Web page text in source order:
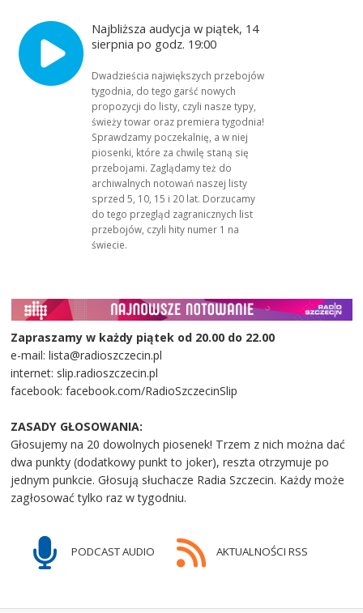
Najbliższa audycja w piątek, 14
sierpnia po godz. 19:00
Dwadzieścia największych przebojów
tygodnia, do tego garść nowych
propozycji do listy, czyli nasze typy,
świeży towar oraz premiera tygodnia!
Sprawdzamy poczekalnię, a w niej
piosenki, które za chwilę staną się
przebojami. Zaglądamy też do
archiwalnych notowań naszej listy
sprzed 5, 10, 15 i 20 lat. Dorzucamy
do tego przegląd zagranicznych list
przebojów, czyli hity numer 1 na
świecie.
Zapraszamy w każdy piątek od 20.00 do 22.00
e-mail: lista@radioszczecin.pl
internet: slip.radioszczecin.pl
facebook: facebook.com/RadioSzczecinSlip
ZASADY GŁOSOWANIA:
Głosujemy na 20 dowolnych piosenek! Trzem z nich można dać
dwa punkty (dodatkowy punkt to joker), reszta otrzymuje po
jednym punkcie. Głosują słuchacze Radia Szczecin. Każdy może
zagłosować tylko raz w tygodniu.
PODCAST AUDIO AKTUALNOŚCI RSS